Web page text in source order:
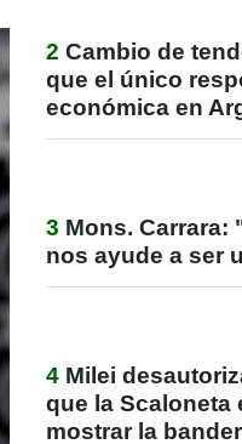
2 Cambio de
que el único
económica en
3 Mons. Carrara:
nos ayude a ser
4 Milei
que la Scaloneta
mostrar la